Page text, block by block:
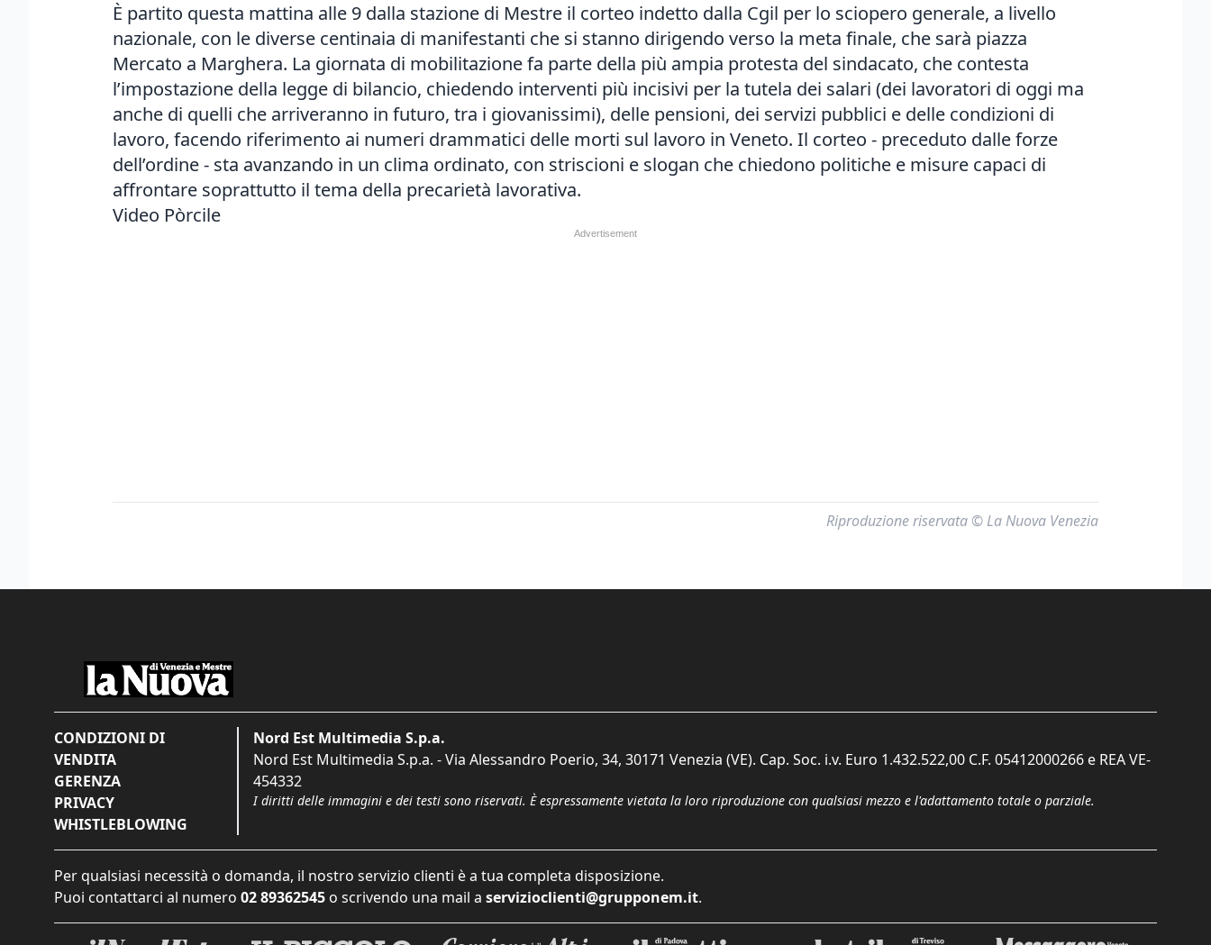
È partito questa mattina alle 9 dalla stazione di Mestre il corteo indetto dalla Cgil per lo sciopero generale, a livello
nazionale, con le diverse centinaia di manifestanti che si stanno dirigendo verso la meta finale, che sarà piazza
Mercato a Marghera. La giornata di mobilitazione fa parte della più ampia protesta del sindacato, che contesta
l’impostazione della legge di bilancio, chiedendo interventi più incisivi per la tutela dei salari (dei lavoratori di oggi ma
anche di quelli che arriveranno in futuro, tra i giovanissimi), delle pensioni, dei servizi pubblici e delle condizioni di
lavoro, facendo riferimento ai numeri drammatici delle morti sul lavoro in Veneto. Il corteo - preceduto dalle forze
dell’ordine - sta avanzando in un clima ordinato, con striscioni e slogan che chiedono politiche e misure capaci di
affrontare soprattutto il tema della precarietà lavorativa.
Video Pòrcile
Riproduzione riservata © La Nuova Venezia
CONDIZIONI DI
VENDITA
GERENZA
PRIVACY
WHISTLEBLOWING
Nord Est Multimedia S.p.a.
Nord Est Multimedia S.p.a. - Via Alessandro Poerio, 34, 30171 Venezia (VE). Cap. Soc. i.v. Euro 1.432.522,00 C.F. 05412000266 e REA VE-
454332
I diritti delle immagini e dei testi sono riservati. È espressamente vietata la loro riproduzione con qualsiasi mezzo e l'adattamento totale o parziale.
Per qualsiasi necessità o domanda, il nostro servizio clienti è a tua completa disposizione.
Puoi contattarci al numero 02 89362545 o scrivendo una mail a servizioclienti@grupponem.it.